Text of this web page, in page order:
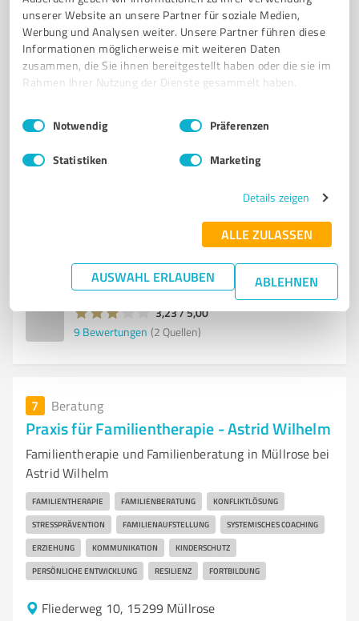
unserer Website an unsere Partner für soziale Medien,
Werbung und Analysen weiter. Unsere Partner führen diese
Informationen möglicherweise mit weiteren Daten
zusammen, die Sie ihnen bereitgestellt haben oder die sie im
Rahmen Ihrer Nutzung der Dienste gesammelt haben.
Impressum Datenschutzbestimmungen
Einwilligungsauswahl
Notwendig Präferenzen
Statistiken Marketing
Details zeigen
ALLE ZULASSEN
AUSWAHL ERLAUBEN ABLEHNEN
6 Beratung
LassDampfab Frankfurt (Oder)
(Oder) - LassDampfab
AKKUTRÄGER LIQUIDS
BONUSPUNKTE DAMPFER
Goepelstraße 90, 15234 Frankfurt (Oder)
info@lassdampfab.de
lassdampfab.de/
3,23 / 5,00
9 Bewertungen (2 Quellen)
7 Beratung
Praxis für Familientherapie - Astrid Wilhelm
Familientherapie und Familienberatung in Müllrose bei
Astrid Wilhelm
FAMILIENTHERAPIE FAMILIENBERATUNG KONFLIKTLÖSUNG
STRESSPRÄVENTION FAMILIENAUFSTELLUNG SYSTEMISCHES COACHING
ERZIEHUNG KOMMUNIKATION KINDERSCHUTZ
PERSÖNLICHE ENTWICKLUNG RESILIENZ FORTBILDUNG
Fliederweg 10, 15299 Müllrose